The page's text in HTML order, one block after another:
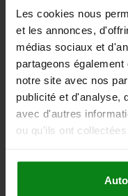
Les cookies nous
et les annonces,
médias sociaux et
partageons
notre site avec nos
publicité et d'analyse,
avec d'autres
ou qu'ils ont
4,57 €
plus sales tax
plus shipping costs
22212 E